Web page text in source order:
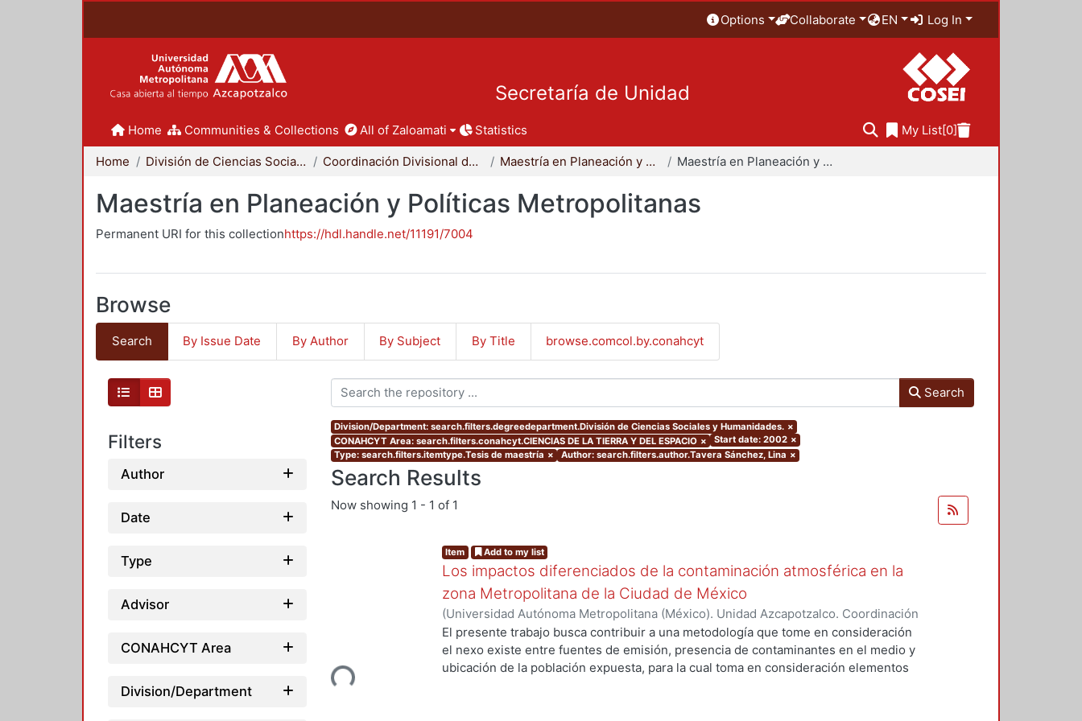
Options Collaborate EN Log In
Secretaría de Unidad
Home Communities & Collections All of Zaloamati Statistics My List[0]
Home División de Ciencias Sociales y Humanidades Coordinación Divisional de Posgrado Maestría en Planeación y Políticas Metropolitanas Maestría en Planeación y Políticas Metropolitanas
Maestría en Planeación y Políticas Metropolitanas
Permanent URI for this collectionhttps://hdl.handle.net/11191/7004
Browse
Search By Issue Date By Author By Subject By Title browse.comcol.by.conahcyt
Filters
Author
Date
Type
Advisor
CONAHCYT Area
Division/Department
Search
Division/Department: search.filters.degreedepartment.División de Ciencias Sociales y Humanidades. ×
CONAHCYT Area: search.filters.conahcyt.CIENCIAS DE LA TIERRA Y DEL ESPACIO × Start date: 2002 ×
Type: search.filters.itemtype.Tesis de maestría × Author: search.filters.author.Tavera Sánchez, Lina ×
Search Results
Now showing 1 - 1 of 1
Loading...
Item Add to my list
Los impactos diferenciados de la contaminación atmosférica en la
zona Metropolitana de la Ciudad de México
(Universidad Autónoma Metropolitana (México). Unidad Azcapotzalco. Coordinación
de Servicios de Información.,2002-08-15)Tavera Sánchez, Lina
El presente trabajo busca contribuir a una metodología que tome en consideración
el nexo existe entre fuentes de emisión, presencia de contaminantes en el medio y
ubicación de la población expuesta, para la cual toma en consideración elementos